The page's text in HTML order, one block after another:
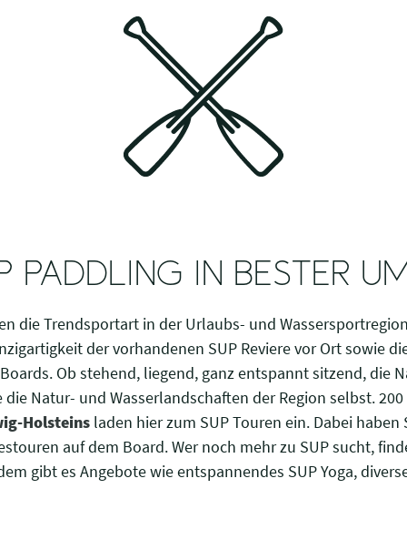
PADDLING IN BESTER
die Trendsportart in der Urlaubs- und
der vorhandenen SUP Reviere vor Ort sowie
Ob stehend, liegend, ganz entspannt sitzend, die
Natur- und Wasserlandschaften der Region selbst.
Holsteins laden hier zum SUP Touren ein. Dabei
auf dem Board. Wer noch mehr zu SUP sucht,
gibt es Angebote wie entspannendes SUP Yoga,